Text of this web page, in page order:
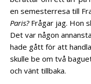
en semesterresa till
Paris?Frågar jag. Hon
Det var någon
hade gått för att
skulle be om två
och vänt tillbaka.